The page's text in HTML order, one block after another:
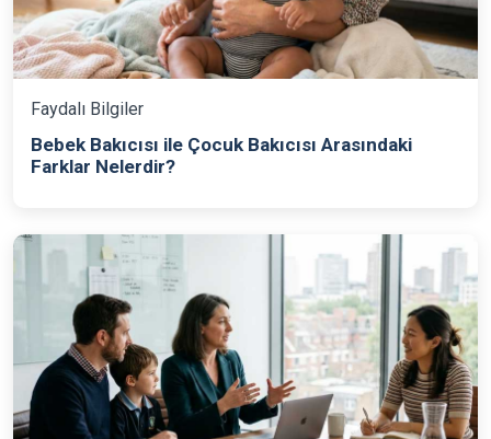
Faydalı Bilgiler
Bebek Bakıcısı ile Çocuk Bakıcısı Arasındaki
Farklar Nelerdir?